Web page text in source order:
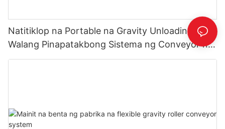
Natitiklop na Portable na Gravity Unloading na
Walang Pinapatakbong Sistema ng Conveyor ng
Roller sa Palapag1